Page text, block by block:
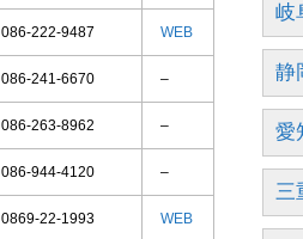
086-222-9487 WEB
086-241-6670 –
086-263-8962 –
086-944-4120 –
0869-22-1993 WEB
岐
静
愛
三